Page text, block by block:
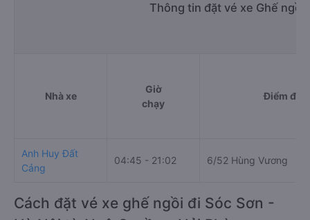
Thông tin đặt vé xe Ghế ngồi
Nhà xe
Giờ
chạy
Điểm đi
Anh Huy Đất
Cảng
04:45 - 21:02 6/52 Hùng Vương
Cách đặt vé xe ghế ngồi đi Sóc Sơn -